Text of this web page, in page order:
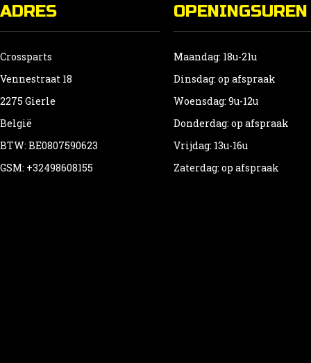
ADRES
Crossparts
Vennestraat 18
2275 Gierle
België
BTW: BE0807590623
GSM: +32498608155
OPENINGSUREN
Maandag: 18u-21u
Dinsdag: op afspraak
Woensdag: 9u-12u
Donderdag: op afspraak
Vrijdag: 13u-16u
Zaterdag: op afspraak